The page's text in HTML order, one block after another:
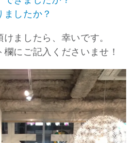
したか？
ましたら、幸いです。
にご記入くださいませ！